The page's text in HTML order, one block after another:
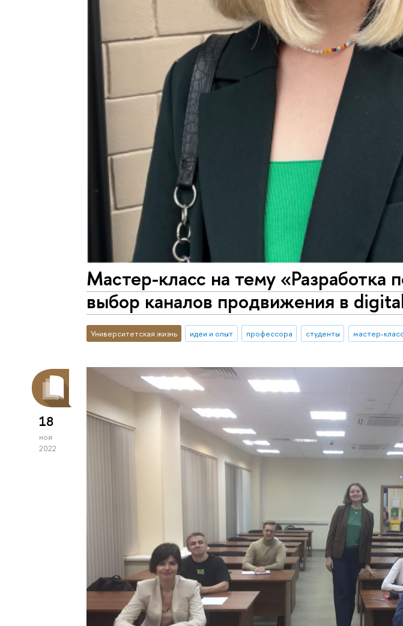
Мастер-класс на тему «Разработка
выбор каналов продвижения в
Университетская жизнь идеи и опыт профессора студенты мастер-
18
ноя
2022